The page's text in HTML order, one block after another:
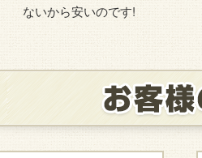
ないから安いのです!